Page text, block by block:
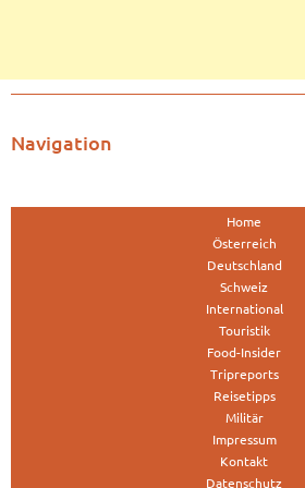
Navigation
Home
Österreich
Deutschland
Schweiz
International
Touristik
Food-Insider
Tripreports
Reisetipps
Militär
Impressum
Kontakt
Datenschutz